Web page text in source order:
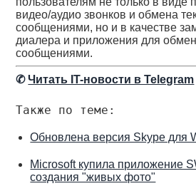
видео/аудио звонков и обмена
сообщениями, но и в качестве
диалера и приложения для
сообщениями.
✆Читать IT-новости в Telegram
Также по теме:
Обновлена версия Skype для
Microsoft купила приложение
создания "живых фото"